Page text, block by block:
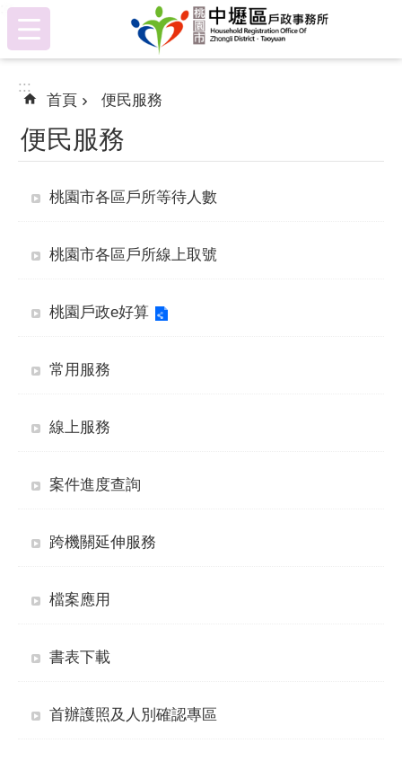
跳到主要內容區塊
:::
:::
首頁 便民服務
便民服務
桃園市各區戶所等待人數
桃園市各區戶所線上取號
桃園戶政e好算
常用服務
線上服務
案件進度查詢
跨機關延伸服務
檔案應用
書表下載
首辦護照及人別確認專區